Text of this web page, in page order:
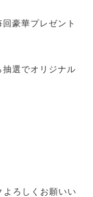
豪華プレゼント
選でオリジナル
よろしくお願いい